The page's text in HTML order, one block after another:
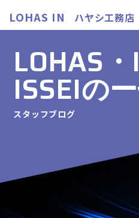
LOHAS IN ハヤシ工務店
LOHAS
ISSEIの
スタッフブログ